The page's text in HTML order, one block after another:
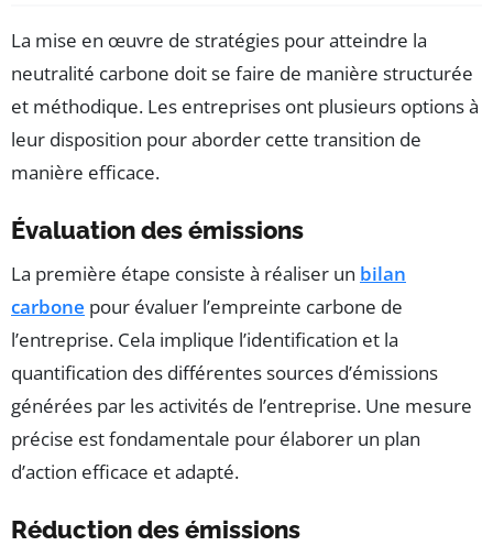
La mise en œuvre de stratégies pour atteindre la
neutralité carbone doit se faire de manière structurée
et méthodique. Les entreprises ont plusieurs options à
leur disposition pour aborder cette transition de
manière efficace.
Évaluation des émissions
La première étape consiste à réaliser un bilan
carbone pour évaluer l’empreinte carbone de
l’entreprise. Cela implique l’identification et la
quantification des différentes sources d’émissions
générées par les activités de l’entreprise. Une mesure
précise est fondamentale pour élaborer un plan
d’action efficace et adapté.
Réduction des émissions